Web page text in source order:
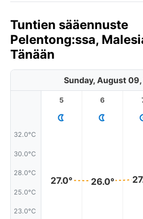
Tuntien sääennuste
Pelentong:ssa,
Tänään
Sunday, August
32.0°C
30.0°C
28.0°C
25.0°C
23.0°C
5
27.0°
6
26.0°